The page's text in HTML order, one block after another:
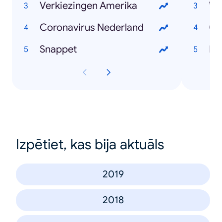
Verkiezingen Amerika
Coronavirus Nederland
Snappet
Izpētiet, kas bija aktuāls
2019
2018